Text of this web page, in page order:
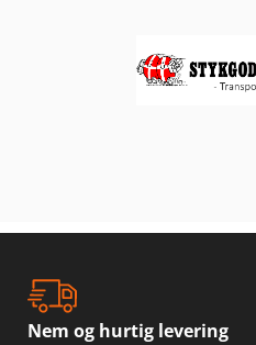
Nem og hurtig levering